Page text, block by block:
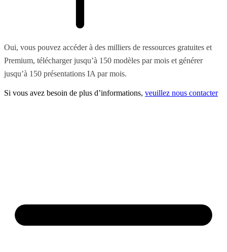
Oui, vous pouvez accéder à des milliers de ressources gratuites et
Premium, télécharger jusqu’à 150 modèles par mois et générer
jusqu’à 150 présentations IA par mois.
Si vous avez besoin de plus d’informations, veuillez nous contacter